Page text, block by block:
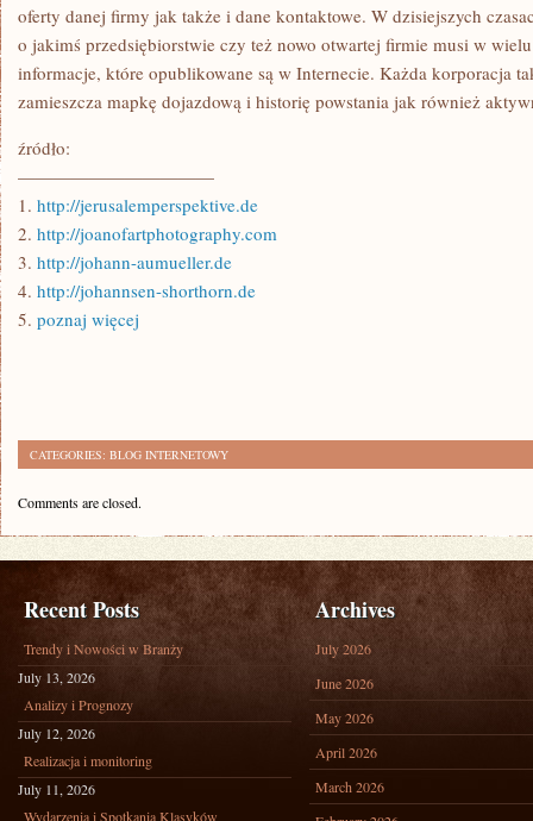
oferty danej firmy jak także i dane kontaktowe. W dzisiejszych
o jakimś przedsiębiorstwie czy też nowo otwartej firmie musi w
informacje, które opublikowane są w Internecie. Każda korporacja
zamieszcza mapkę dojazdową i historię powstania jak również
źródło:
———————————
1. http://jerusalemperspektive.de
2. http://joanofartphotography.com
3. http://johann-aumueller.de
4. http://johannsen-shorthorn.de
5. poznaj więcej
CATEGORIES: BLOG INTERNETOWY
Comments are closed.
Recent Posts
Trendy i Nowości w Branży
July 13, 2026
Analizy i Prognozy
July 12, 2026
Realizacja i monitoring
July 11, 2026
Wydarzenia i Spotkania Klasyków
Archives
July 2026
June 2026
May 2026
April 2026
March 2026